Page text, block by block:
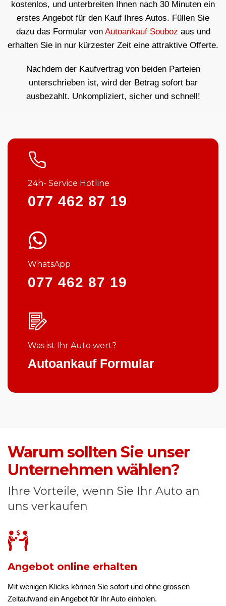
kostenlos, und unterbreiten Ihnen nach 30 Minuten ein
erstes Angebot für den Kauf Ihres Autos. Füllen Sie
dazu das Formular von Autoankauf Souboz aus und
erhalten Sie in nur kürzester Zeit eine attraktive Offerte.
Nachdem der Kaufvertrag von beiden Parteien
unterschrieben ist, wird der Betrag sofort bar
ausbezahlt. Unkompliziert, sicher und schnell!
24h- Service Hotline
077 462 87 19
WhatsApp
077 462 87 19
Was ist Ihr Auto wert?
Autoankauf Formular
Warum sollten Sie unser
Unternehmen wählen?
Ihre Vorteile, wenn Sie Ihr Auto an
uns verkaufen
Angebot online erhalten
Mit wenigen Klicks können Sie sofort und ohne grossen
Zeitaufwand ein Angebot für Ihr Auto einholen.